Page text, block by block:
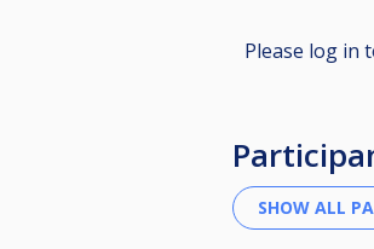
Please log in